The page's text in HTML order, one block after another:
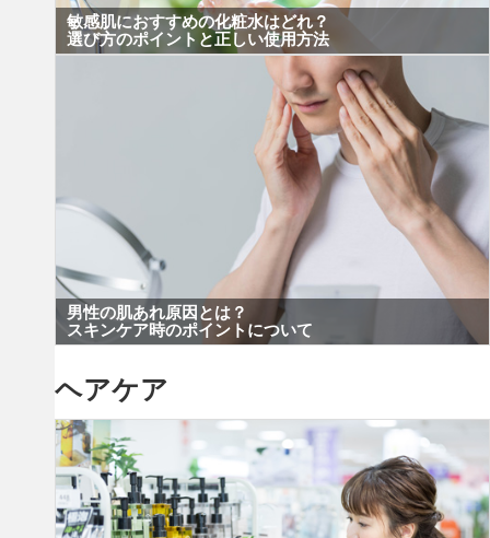
敏感肌におすすめの化粧水はどれ？
選び方のポイントと正しい使用方法
男性の肌あれ原因とは？
スキンケア時のポイントについて
ヘアケア